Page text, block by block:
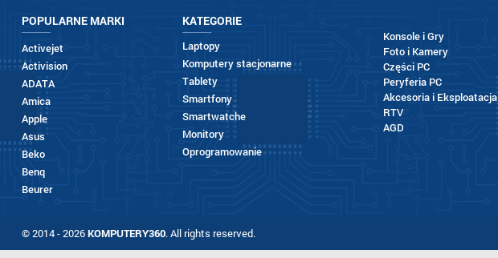
POPULARNE MARKI
Activejet
Activision
ADATA
Amica
Apple
Asus
Beko
Benq
Beurer
KATEGORIE
Laptopy
Komputery stacjonarne
Tablety
Smartfony
Smartwatche
Monitory
Oprogramowanie
Konsole i Gry
Foto i Kamery
Części PC
Peryferia PC
Akcesoria i Eksploatacja
RTV
AGD
© 2014 - 2026KOMPUTERY360. All rights reserved.